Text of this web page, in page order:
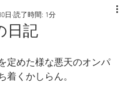
日記
日 読了時間: 1分
定めた様な悪天のオンパ
着くかしらん。